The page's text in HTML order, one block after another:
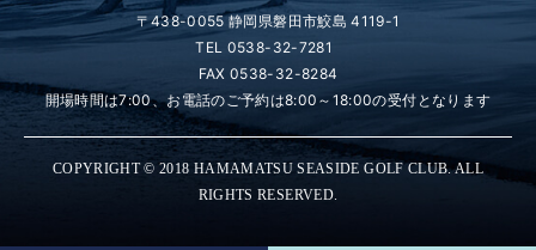
〒438-0055 静岡県磐田市鮫島 4119-1
TEL 0538-32-7281
FAX 0538-32-8284
開場時間は7:00、お電話のご予約は8:00～18:00の受付となります
COPYRIGHT © 2018 HAMAMATSU SEASIDE GOLF CLUB. ALL
RIGHTS RESERVED.